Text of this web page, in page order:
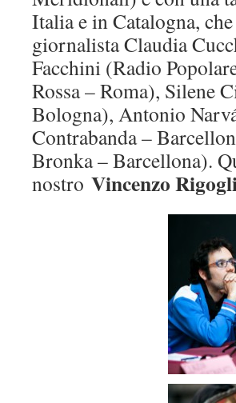
Italia e in Catalogna,
giornalista Claudia
Facchini (Radio
Rossa – Roma), Silene
Bologna), Antonio
Contrabanda –
Bronka – Barcellona).
nostro Vincenzo